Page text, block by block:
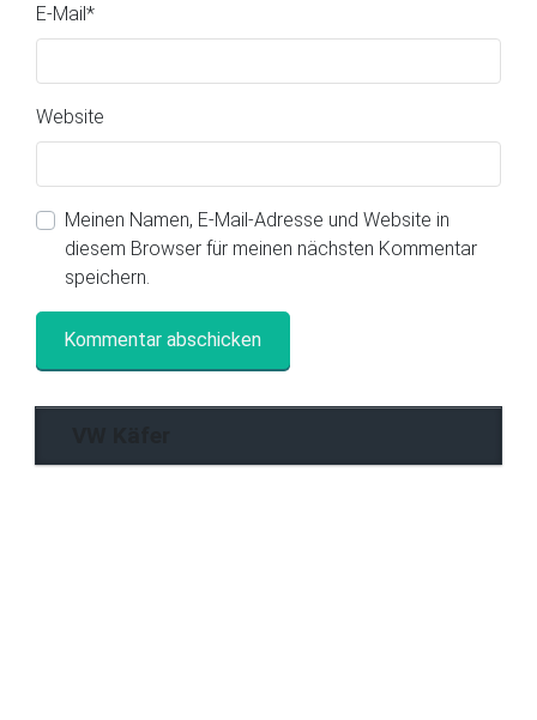
E-Mail*
Website
Meinen Namen, E-Mail-Adresse und Website in
diesem Browser für meinen nächsten Kommentar
speichern.